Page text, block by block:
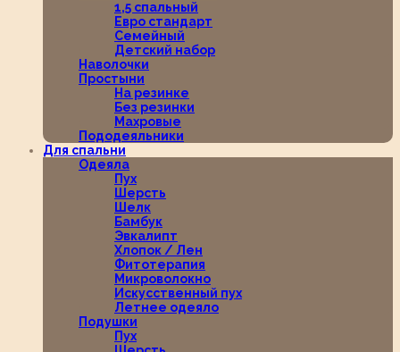
1,5 спальный
Евро стандарт
Семейный
Детский набор
Наволочки
Простыни
На резинке
Без резинки
Махровые
Пододеяльники
Для спальни
Одеяла
Пух
Шерсть
Шелк
Бамбук
Эвкалипт
Хлопок / Лен
Фитотерапия
Микроволокно
Искусственный пух
Летнее одеяло
Подушки
Пух